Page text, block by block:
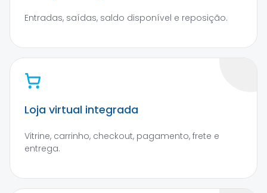
Entradas, saídas, saldo disponível e reposição.
Loja virtual integrada
Vitrine, carrinho, checkout, pagamento, frete e
entrega.